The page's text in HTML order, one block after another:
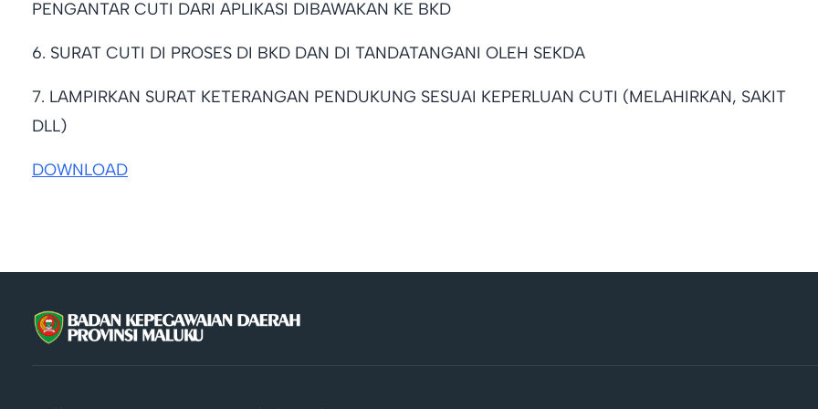
PENGANTAR CUTI DARI APLIKASI DIBAWAKAN KE BKD
6. SURAT CUTI DI PROSES DI BKD DAN DI TANDATANGANI OLEH SEKDA
7. LAMPIRKAN SURAT KETERANGAN PENDUKUNG SESUAI KEPERLUAN CUTI (MELAHIRKAN, SAKIT
DLL)
DOWNLOAD